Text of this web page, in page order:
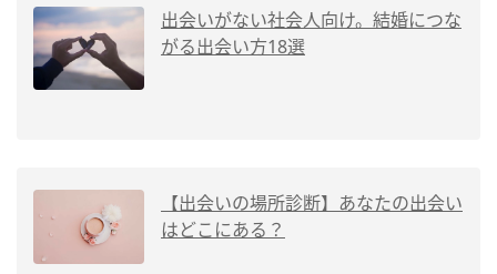
出会いがない社会人向け。結婚につな
がる出会い方18選
【出会いの場所診断】あなたの出会い
はどこにある？